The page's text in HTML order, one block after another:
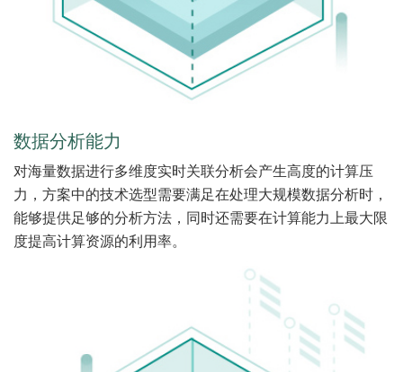
数据分析能力
对海量数据进行多维度实时关联分析会产生高度的计算压
力，方案中的技术选型需要满足在处理大规模数据分析时，
能够提供足够的分析方法，同时还需要在计算能力上最大限
度提高计算资源的利用率。